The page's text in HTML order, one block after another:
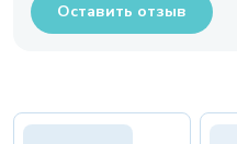
Оставить отзыв